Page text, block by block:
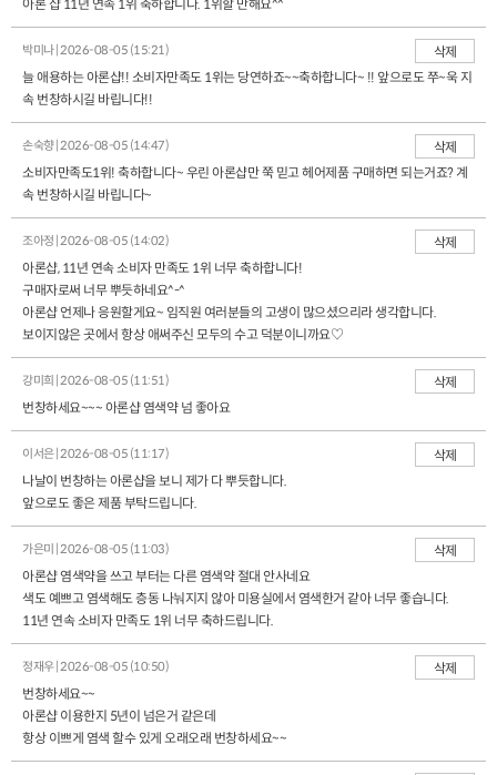
아론 샵 11년 연속 1위 축하합니다. 1위할 만해요^^
박미나 | 2026-08-05 (15:21)
삭제
늘 애용하는 아론샵!! 소비자만족도 1위는 당연하죠~~축하합니다~ !! 앞으로도 쭈~욱 지
속 번창하시길 바립니다!!
손숙향 | 2026-08-05 (14:47)
삭제
소비자만족도1위! 축하합니다~ 우린 아론샵만 쭉 믿고 헤어제품 구매하면 되는거죠? 계
속 번창하시길 바립니다~
조아정 | 2026-08-05 (14:02)
삭제
아론샵, 11년 연속 소비자 만족도 1위 너무 축하합니다!
구매자로써 너무 뿌듯하네요^-^
아론샵 언제나 응원할게요~ 임직원 여러분들의 고생이 많으셨으리라 생각합니다.
보이지않은 곳에서 항상 애써주신 모두의 수고 덕분이니까요♡
강미희 | 2026-08-05 (11:51)
삭제
번창하세요~~~ 아론샵 염색약 넘 좋아요
이서은 | 2026-08-05 (11:17)
삭제
나날이 번창하는 아론샵을 보니 제가 다 뿌듯합니다.
앞으로도 좋은 제품 부탁드립니다.
가은미 | 2026-08-05 (11:03)
삭제
아론샵 염색약을 쓰고 부터는 다른 염색약 절대 안사네요
색도 예쁘고 염색해도 층동 나눠지지 않아 미용실에서 염색한거 같아 너무 좋습니다.
11년 연속 소비자 만족도 1위 너무 축하드립니다.
정재우 | 2026-08-05 (10:50)
삭제
번창하세요~~
아론샵 이용한지 5년이 넘은거 같은데
항상 이쁘게 염색 할수 있게 오래오래 번창하세요~~